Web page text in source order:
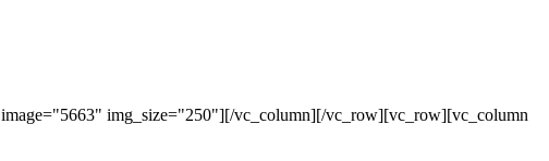
img_size="250"][/vc_column][/vc_row][vc_row][vc_column